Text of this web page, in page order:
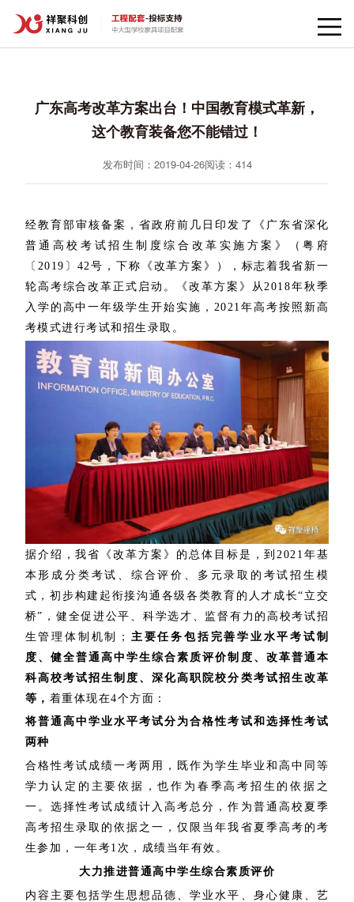
广东高考改革方案出台！中国教育模式革新，
这个教育装备您不能错过！
发布时间：2019-04-26阅读： 414
经教育部审核备案，省政府前几日印发了《广东省深化
普通高校考试招生制度综合改革实施方案》（粤府
〔2019〕42号，下称《改革方案》），标志着我省新一
轮高考综合改革正式启动。《改革方案》从2018年秋季
入学的高中一年级学生开始实施，2021年高考按照新高
考模式进行考试和招生录取。
据介绍，我省《改革方案》的总体目标是，到2021年基
本形成分类考试、综合评价、多元录取的考试招生模
式，初步构建起衔接沟通各级各类教育的人才成长“立交
桥”，健全促进公平、科学选才、监督有力的高校考试招
生管理体制机制；
主要任务包括完善学业水平考试制
度、健全普通高中学生综合素质评价制度、改革普通本
科高校考试招生制度、深化高职院校分类考试招生改革
等， 着重体现在4个方面：
将普通高中学业水平考试分为合格性考试和选择性考试
两种
合格性考试成绩一考两用，既作为学生毕业和高中同等
学力认定的主要依据，也作为春季高考招生的依据之
一。选择性考试成绩计入高考总分，作为普通高校夏季
高考招生录取的依据之一，仅限当年我省夏季高考的考
生参加，一年考1次，成绩当年有效。
大力推进普通高中学生综合素质评价
内容主要包括学生思想品德、学业水平、身心健康、艺